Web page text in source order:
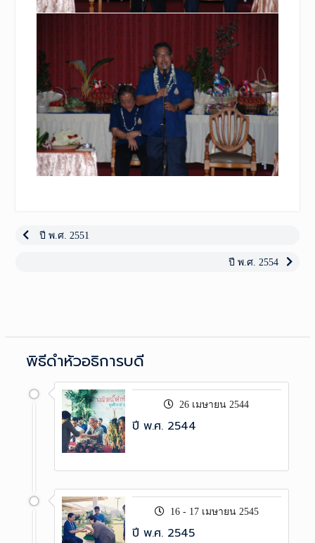
นำทางPrevious
ปี พ.ศ. 2551
Next
ปี พ.ศ. 2554
พิธีดำหัวอธิการบดี
26 เมษายน 2544
ปี พ.ศ. 2544
16 - 17 เมษายน 2545
ปี พ.ศ. 2545